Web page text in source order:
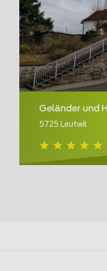
Geländer und
5725 Leutwil